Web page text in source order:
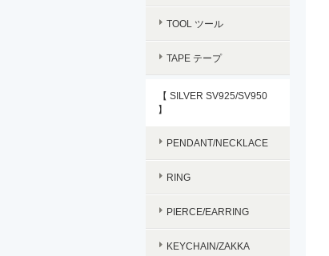
TOOL ツール
TAPE テープ
【 SILVER SV925/SV950
】
PENDANT/NECKLACE
RING
PIERCE/EARRING
KEYCHAIN/ZAKKA